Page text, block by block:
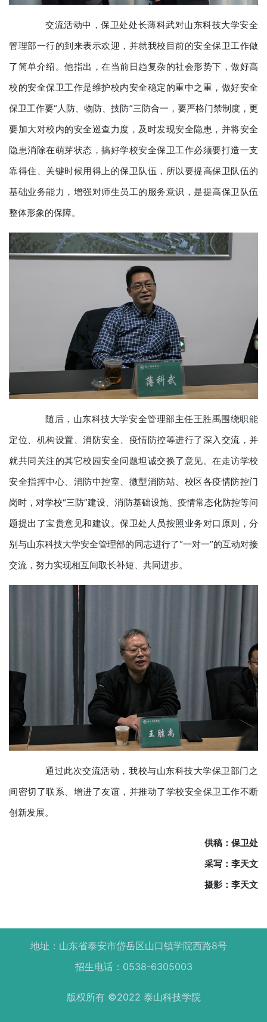
交流活动中，保卫处处长薄科武对山东科技大学安全
管理部一行的到来表示欢迎，并就我校目前的安全保卫工作做
了简单介绍。他指出，在当前日趋复杂的社会形势下，做好高
校的安全保卫工作是维护校内安全稳定的重中之重，做好安全
保卫工作要“人防、物防、技防”三防合一，要严格门禁制度，更
要加大对校内的安全巡查力度，及时发现安全隐患，并将安全
隐患消除在萌芽状态，搞好学校安全保卫工作必须要打造一支
靠得住、关键时候用得上的保卫队伍，所以要提高保卫队伍的
基础业务能力，增强对师生员工的服务意识，是提高保卫队伍
整体形象的保障。
随后，山东科技大学安全管理部主任王胜禹围绕职能
定位、机构设置、消防安全、疫情防控等进行了深入交流，并
就共同关注的其它校园安全问题坦诚交换了意见。在走访学校
安全指挥中心、消防中控室、微型消防站、校区各疫情防控门
岗时，对学校“三防”建设、消防基础设施、疫情常态化防控等问
题提出了宝贵意见和建议。保卫处人员按照业务对口原则，分
别与山东科技大学安全管理部的同志进行了“一对一”的互动对接
交流，努力实现相互间取长补短、共同进步。
通过此次交流活动，我校与山东科技大学保卫部门之
间密切了联系、增进了友谊，并推动了学校安全保卫工作不断
创新发展。
供稿：保卫处
采写：李天文
摄影：李天文
地址：山东省泰安市岱岳区山口镇学院西路8号
招生电话：0538-6305003
版权所有 ©2022 泰山科技学院